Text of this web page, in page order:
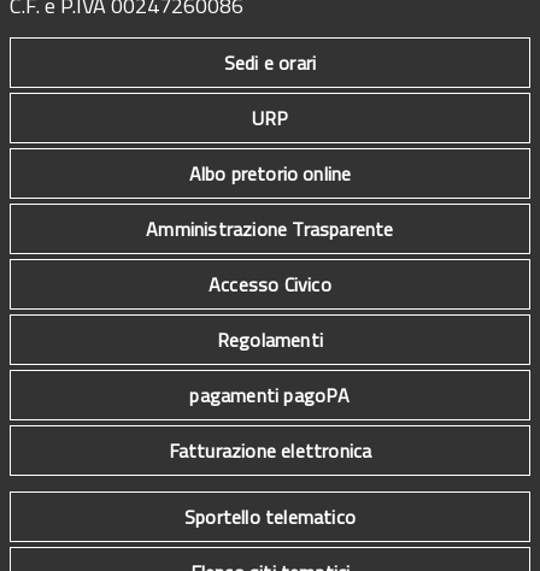
Sedi e orari
URP
Albo pretorio online
Amministrazione Trasparente
Accesso Civico
Regolamenti
pagamenti pagoPA
Fatturazione elettronica
Sportello telematico